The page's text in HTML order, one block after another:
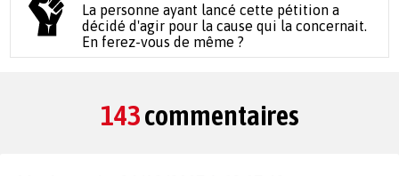
La personne ayant lancé cette pétition a
décidé d'agir pour la cause qui la concernait.
En ferez-vous de même ?
143commentaires